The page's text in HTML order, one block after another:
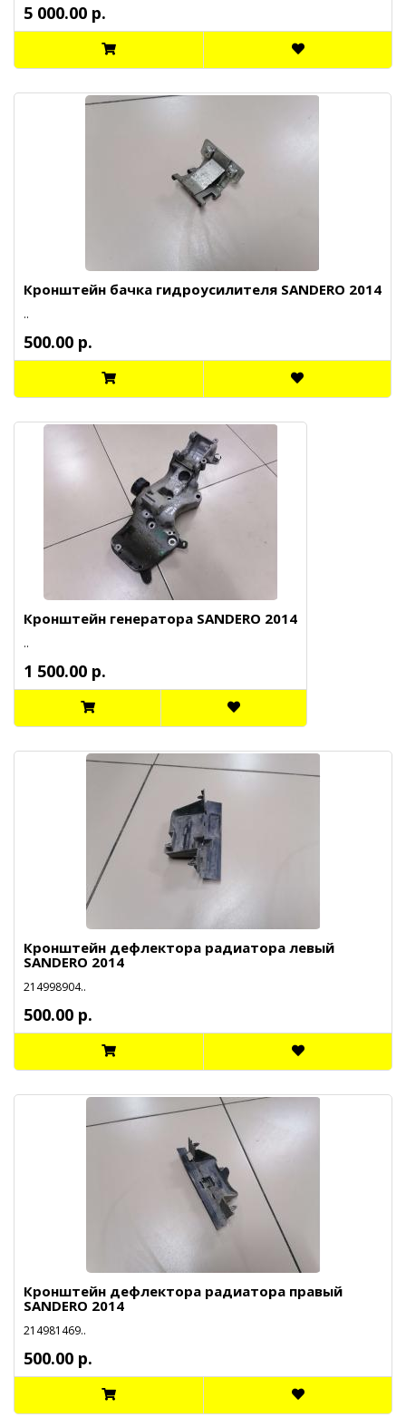
5 000.00 р.
Кронштейн бачка гидроусилителя SANDERO 2014
..
500.00 р.
Кронштейн генератора SANDERO 2014
..
1 500.00 р.
Кронштейн дефлектора радиатора левый
SANDERO 2014
214998904..
500.00 р.
Кронштейн дефлектора радиатора правый
SANDERO 2014
214981469..
500.00 р.